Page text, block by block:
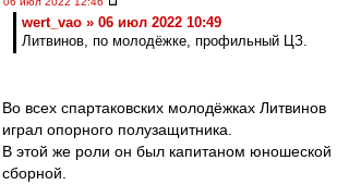
wert_vao » 06 июл 2022 10:49
Литвинов, по молодёжке, профильный ЦЗ.
Во всех спартаковских молодёжках Литвинов
играл опорного полузащитника.
В этой же роли он был капитаном юношеской
сборной.